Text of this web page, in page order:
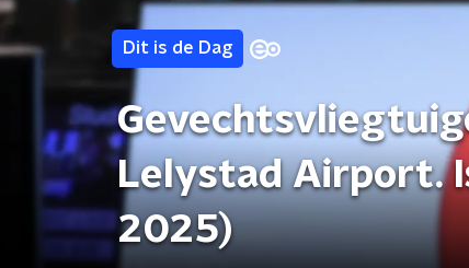
Dit is de Dag
Lelystad Airport.
2025)